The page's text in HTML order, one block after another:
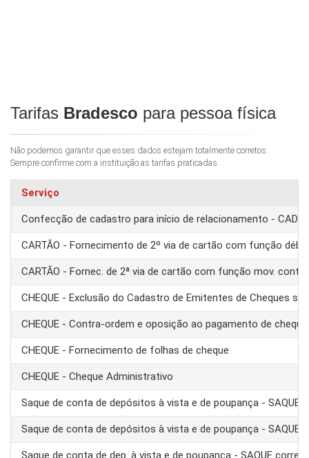
Tarifas Bradesco para pessoa física
Não podemos garantir que esses dados estejam totalmente corretos.
Sempre confirme com a instituição as tarifas praticadas.
Serviço
Confecção de cadastro para início de relacionamento -
CARTÃO - Fornecimento de 2º via de cartão com função
CARTÃO - Fornec. de 2ª via de cartão com função mov. conta
CHEQUE - Exclusão do Cadastro de Emitentes de Cheques
CHEQUE - Contra-ordem e oposição ao pagamento de cheque
CHEQUE - Fornecimento de folhas de cheque
CHEQUE - Cheque Administrativo
Saque de conta de depósitos à vista e de poupança - SAQUE
Saque de conta de depósitos à vista e de poupança - SAQUE
Saque de conta de dep. à vista e de poupança - SAQUE